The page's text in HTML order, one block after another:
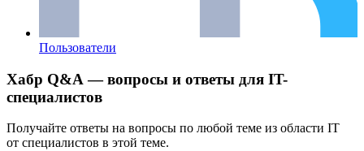
Пользователи
Хабр Q&A — вопросы и ответы для IT-
специалистов
Получайте ответы на вопросы по любой теме из области IT
от специалистов в этой теме.